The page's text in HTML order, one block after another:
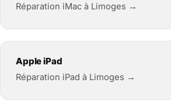
Réparation iMac à Limoges →
Apple iPad
Réparation iPad à Limoges →